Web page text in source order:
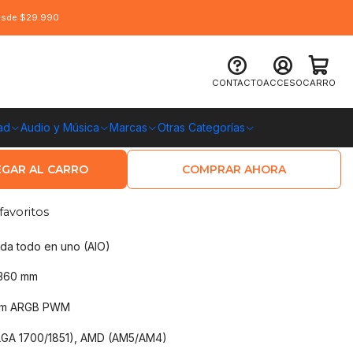
CONTACTOACCESOCARRO
Audio y Música Marcas Otras Categorías
$29.990
MSI Mag Coreliquid A12 360,
CHILE
AL CARRO COMPRAR AHORA
todo en uno (AIO)
mm
ARGB PWM
1700/1851), AMD (AM5/AM4)